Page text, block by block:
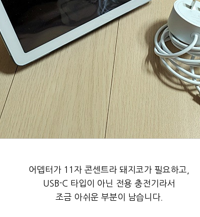
어뎁터가 11자 콘센트라 돼지코가 필요하고,
USB-C 타입이 아닌 전용 충전기라서
조금 아쉬운 부분이 남습니다.